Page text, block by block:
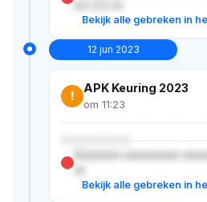
Bekijk alle gebreken in
12 jun 2023
!
APK Keuring 2023
om 11:23
XXXXXXXXX
Xxxxxxxx xxxxxxxxxx
Bekijk alle gebreken in